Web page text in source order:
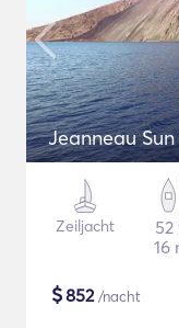
Jeanneau
Zeiljacht
52
16
$852/nacht